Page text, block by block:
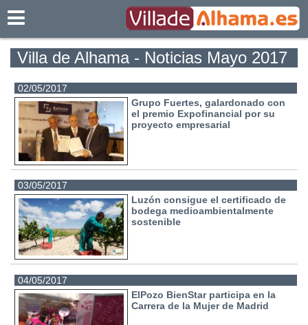
Villa de Alhama - Noticias Mayo 2017
02/05/2017
Grupo Fuertes, galardonado con
el premio Expofinancial por su
proyecto empresarial
03/05/2017
Luzón consigue el certificado de
bodega medioambientalmente
sostenible
04/05/2017
ElPozo BienStar participa en la
Carrera de la Mujer de Madrid